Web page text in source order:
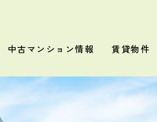
中古マンション情報 賃貸物件